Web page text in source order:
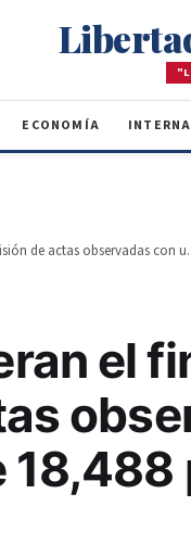
ECONOMÍA
Peruanos
el
18,488